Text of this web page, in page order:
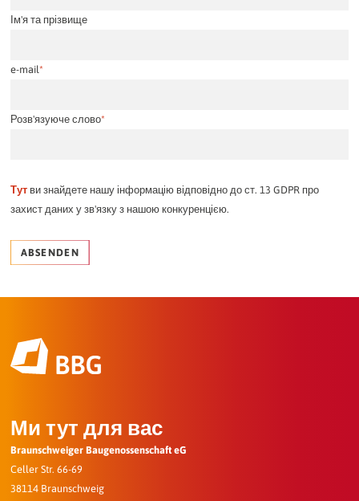
Ім'я та прізвище
e-mail*
Розв'язуюче слово*
Тутви знайдете нашу інформацію відповідно до ст. 13 GDPR про
захист даних у зв'язку з нашою конкуренцією.
ABSENDEN
Ми тут для вас
Braunschweiger Baugenossenschaft eG
Celler Str. 66-69
38114 Braunschweig